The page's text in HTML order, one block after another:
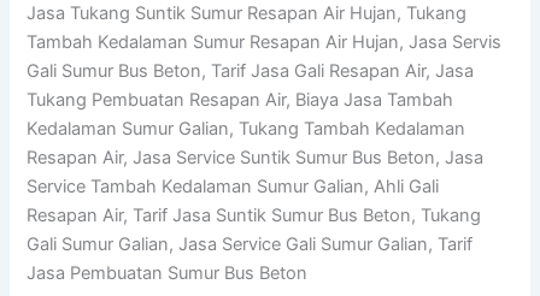
Jasa Tukang Suntik Sumur Resapan Air Hujan, Tukang
Tambah Kedalaman Sumur Resapan Air Hujan, Jasa Servis
Gali Sumur Bus Beton, Tarif Jasa Gali Resapan Air, Jasa
Tukang Pembuatan Resapan Air, Biaya Jasa Tambah
Kedalaman Sumur Galian, Tukang Tambah Kedalaman
Resapan Air, Jasa Service Suntik Sumur Bus Beton, Jasa
Service Tambah Kedalaman Sumur Galian, Ahli Gali
Resapan Air, Tarif Jasa Suntik Sumur Bus Beton, Tukang
Gali Sumur Galian, Jasa Service Gali Sumur Galian, Tarif
Jasa Pembuatan Sumur Bus Beton